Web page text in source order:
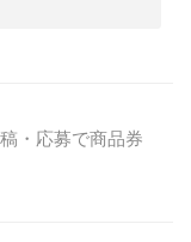
・応募で商品券